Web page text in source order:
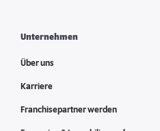
Unternehmen
Über uns
Karriere
Franchisepartner werden